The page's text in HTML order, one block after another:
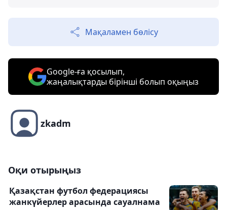
Мақаламен бөлісу
Google-ға қосылып,
жаңалықтарды бірінші болып оқыңыз
zkadm
Оқи отырыңыз
Қазақстан футбол федерациясы
жанкүйерлер арасында сауалнама